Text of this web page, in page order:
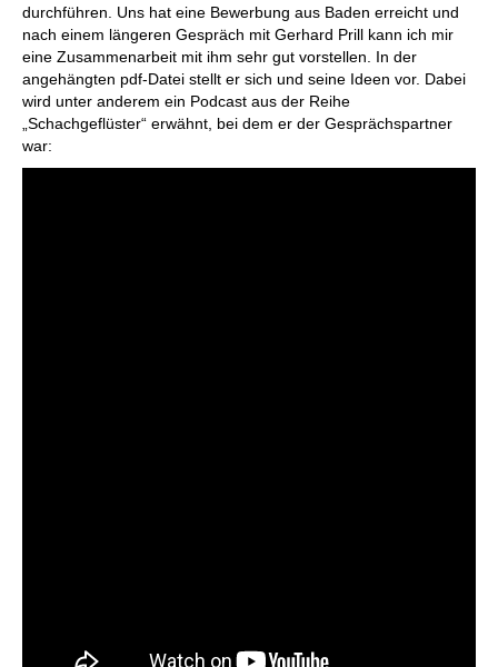
durchführen. Uns hat eine Bewerbung aus Baden erreicht und
nach einem längeren Gespräch mit Gerhard Prill kann ich mir
eine Zusammenarbeit mit ihm sehr gut vorstellen. In der
angehängten pdf-Datei stellt er sich und seine Ideen vor. Dabei
wird unter anderem ein Podcast aus der Reihe
„Schachgeflüster“ erwähnt, bei dem er der Gesprächspartner
war: